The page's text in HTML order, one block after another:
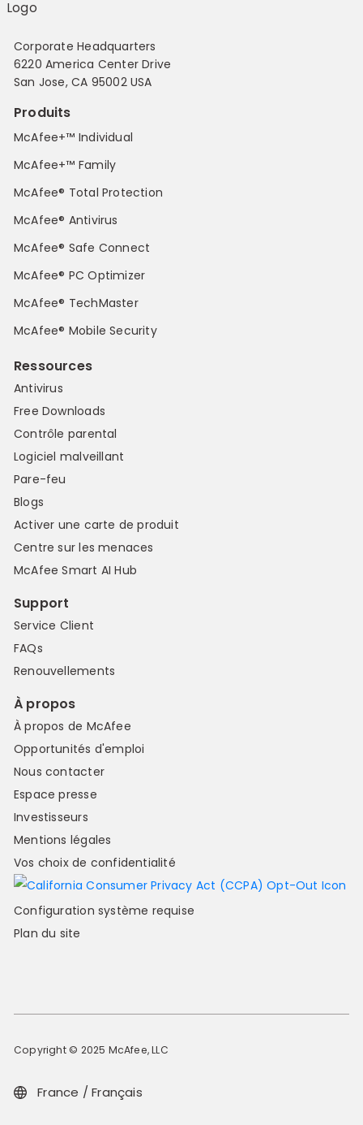
Corporate Headquarters
6220 America Center Drive
San Jose, CA 95002 USA
Produits
McAfee+™ Individual
McAfee+™ Family
McAfee® Total Protection
McAfee® Antivirus
McAfee® Safe Connect
McAfee® PC Optimizer
McAfee® TechMaster
McAfee® Mobile Security
Ressources
Antivirus
Free Downloads
Contrôle parental
Logiciel malveillant
Pare-feu
Blogs
Activer une carte de produit
Centre sur les menaces
McAfee Smart AI Hub
Support
Service Client
FAQs
Renouvellements
À propos
À propos de McAfee
Opportunités d'emploi
Nous contacter
Espace presse
Investisseurs
Mentions légales
Vos choix de confidentialité
Configuration système requise
Plan du site
Copyright © 2025 McAfee, LLC
France / Français